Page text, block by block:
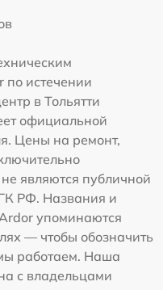
по истечении
в Тольятти
официальной
Цены на ремонт,
являются публичной
РФ. Названия и
упоминаются
— чтобы обозначить
работаем. Наша
с владельцами